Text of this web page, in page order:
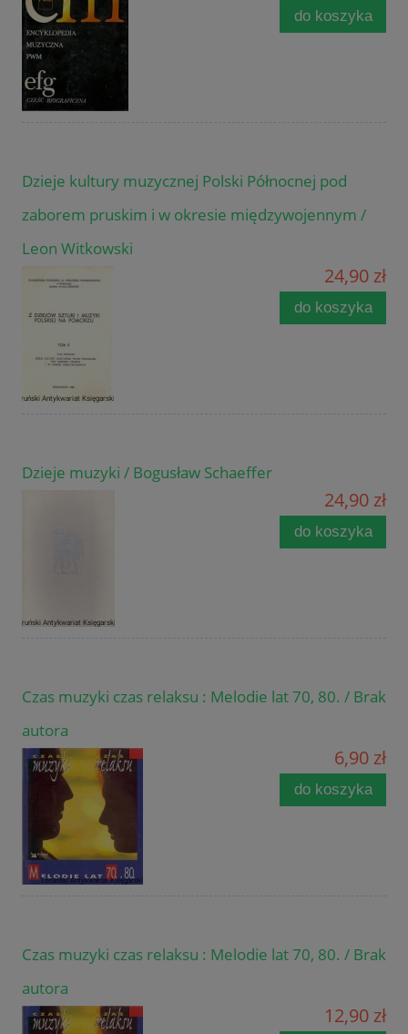
do koszyka
Dzieje kultury muzycznej Polski Północnej pod
zaborem pruskim i w okresie międzywojennym /
Leon Witkowski
24,90 zł
do koszyka
Dzieje muzyki / Bogusław Schaeffer
24,90 zł
do koszyka
Czas muzyki czas relaksu : Melodie lat 70, 80. / Brak
autora
6,90 zł
do koszyka
Czas muzyki czas relaksu : Melodie lat 70, 80. / Brak
autora
12,90 zł